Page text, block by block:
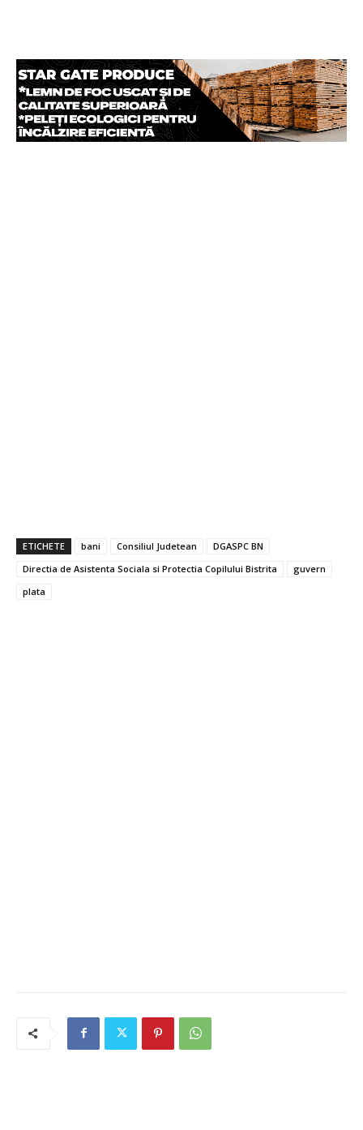
ETICHETE bani Consiliul Judetean
DGASPC BN
Directia de Asistenta Sociala si Protectia Copilului Bistrita
guvern
plata